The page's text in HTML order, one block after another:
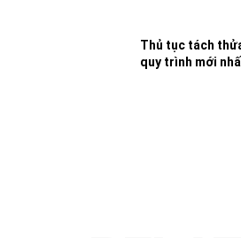
Thủ tục tách
quy trình mới